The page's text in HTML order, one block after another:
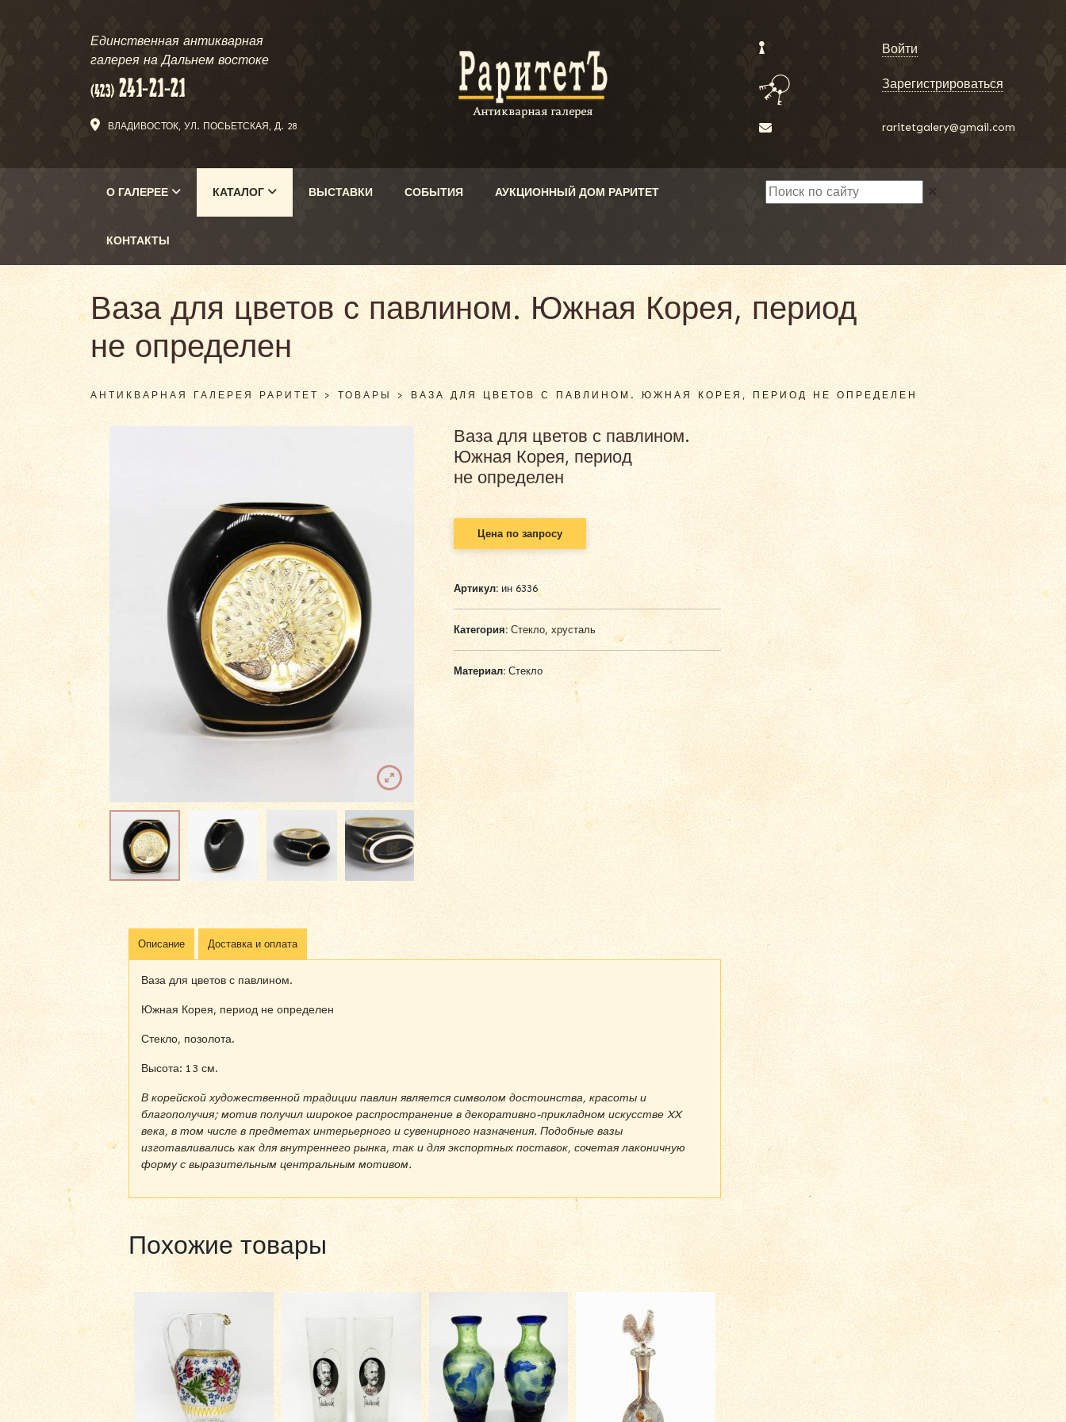
Единственная антикварная
галерея на Дальнем востоке
ВЛАДИВОСТОК, УЛ. ПОСЬЕТСКАЯ, Д. 28
Войти
Зарегистрироваться
raritetgalery@gmail.com
О ГАЛЕРЕЕ КАТАЛОГ ВЫСТАВКИ СОБЫТИЯ АУКЦИОННЫЙ ДОМ РАРИТЕТ
КОНТАКТЫ
✕
Ваза для цветов с павлином. Южная Корея, период
не определен
АНТИКВАРНАЯ ГАЛЕРЕЯ РАРИТЕТ>ТОВАРЫ > ВАЗА ДЛЯ ЦВЕТОВ С ПАВЛИНОМ. ЮЖНАЯ КОРЕЯ, ПЕРИОД НЕ ОПРЕДЕЛЕН
Ваза для цветов с павлином.
Южная Корея, период
не определен
Цена по запросу
Артикул: ин 6336
Категория: Стекло, хрусталь
Материал:Стекло
Описание Доставка и оплата
Ваза для цветов с павлином.
Южная Корея, период не определен
Стекло, позолота.
Высота: 13 см.
В корейской художественной традиции павлин является символом достоинства, красоты и
благополучия; мотив получил широкое распространение в декоративно-прикладном искусстве XX
века, в том числе в предметах интерьерного и сувенирного назначения. Подобные вазы
изготавливались как для внутреннего рынка, так и для экспортных поставок, сочетая лаконичную
форму с выразительным центральным мотивом.
Похожие товары